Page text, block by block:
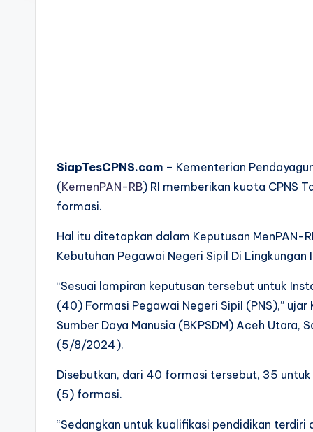
SiapTesCPNS.com – Kementerian
(KemenPAN-RB) RI memberikan kuota CPNS
formasi.
Hal itu ditetapkan dalam Keputusan MenPAN-
Kebutuhan Pegawai Negeri Sipil Di
“Sesuai lampiran keputusan tersebut untuk
(40) Formasi Pegawai Negeri Sipil (PNS),”
Sumber Daya Manusia (BKPSDM) Aceh Utara,
(5/8/2024).
Disebutkan, dari 40 formasi tersebut, 35
(5) formasi.
“Sedangkan untuk kualifikasi pendidikan terdiri